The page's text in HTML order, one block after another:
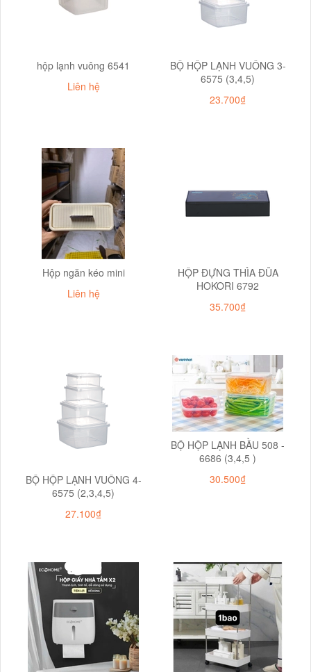
hộp lạnh vuông 6541
Liên hệ
BỘ HỘP LẠNH VUÔNG 3-
6575 (3,4,5)
23.700₫
Hộp ngăn kéo mini
Liên hệ
HỘP ĐỰNG THÌA ĐŨA
HOKORI 6792
35.700₫
BỘ HỘP LẠNH VUÔNG 4-
6575 (2,3,4,5)
27.100₫
BỘ HỘP LẠNH BẦU 508 -
6686 (3,4,5 )
30.500₫